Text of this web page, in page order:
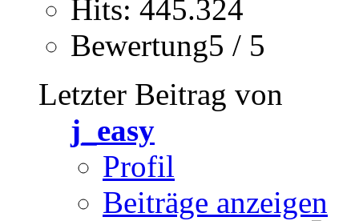
Hits: 445.324
Bewertung5 / 5
Letzter Beitrag von
j_easy
Profil
Beiträge anzeigen